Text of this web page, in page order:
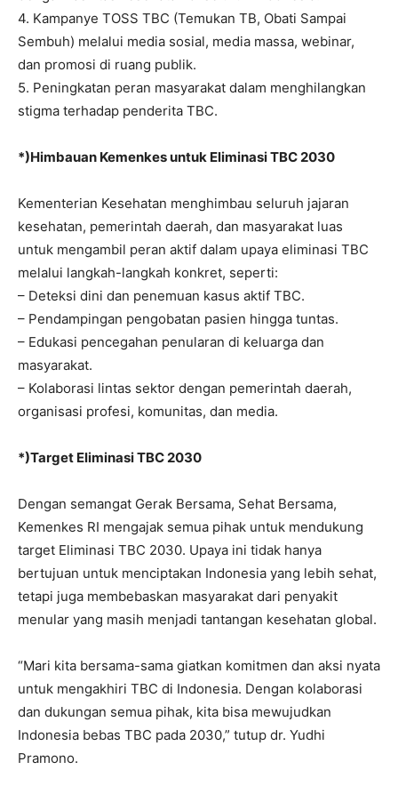
4. Kampanye TOSS TBC (Temukan TB, Obati Sampai
Sembuh) melalui media sosial, media massa, webinar,
dan promosi di ruang publik.
5. Peningkatan peran masyarakat dalam menghilangkan
stigma terhadap penderita TBC.
*)Himbauan Kemenkes untuk Eliminasi TBC 2030
Kementerian Kesehatan menghimbau seluruh jajaran
kesehatan, pemerintah daerah, dan masyarakat luas
untuk mengambil peran aktif dalam upaya eliminasi TBC
melalui langkah-langkah konkret, seperti:
– Deteksi dini dan penemuan kasus aktif TBC.
– Pendampingan pengobatan pasien hingga tuntas.
– Edukasi pencegahan penularan di keluarga dan
masyarakat.
– Kolaborasi lintas sektor dengan pemerintah daerah,
organisasi profesi, komunitas, dan media.
*)Target Eliminasi TBC 2030
Dengan semangat Gerak Bersama, Sehat Bersama,
Kemenkes RI mengajak semua pihak untuk mendukung
target Eliminasi TBC 2030. Upaya ini tidak hanya
bertujuan untuk menciptakan Indonesia yang lebih sehat,
tetapi juga membebaskan masyarakat dari penyakit
menular yang masih menjadi tantangan kesehatan global.
“Mari kita bersama-sama giatkan komitmen dan aksi nyata
untuk mengakhiri TBC di Indonesia. Dengan kolaborasi
dan dukungan semua pihak, kita bisa mewujudkan
Indonesia bebas TBC pada 2030,” tutup dr. Yudhi
Pramono.